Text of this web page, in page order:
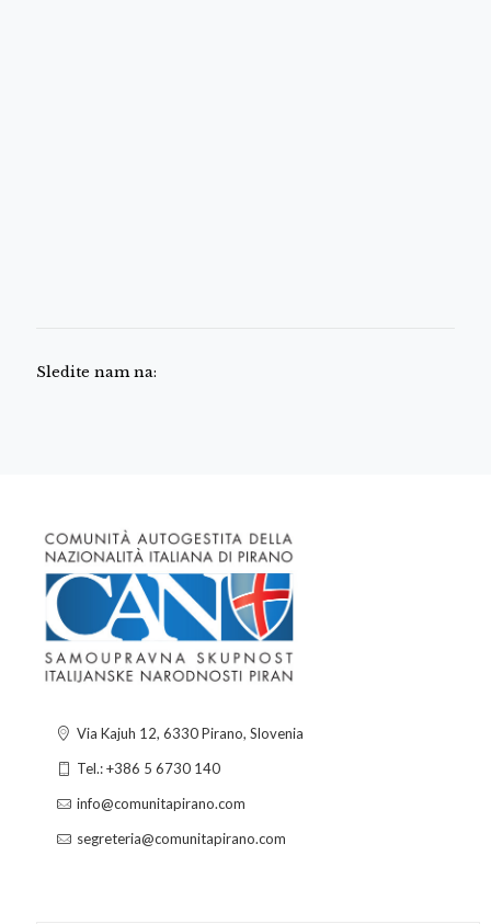
Sledite nam na:
Via Kajuh 12, 6330 Pirano, Slovenia
Tel.: +386 5 6730 140
info@comunitapirano.com
segreteria@comunitapirano.com